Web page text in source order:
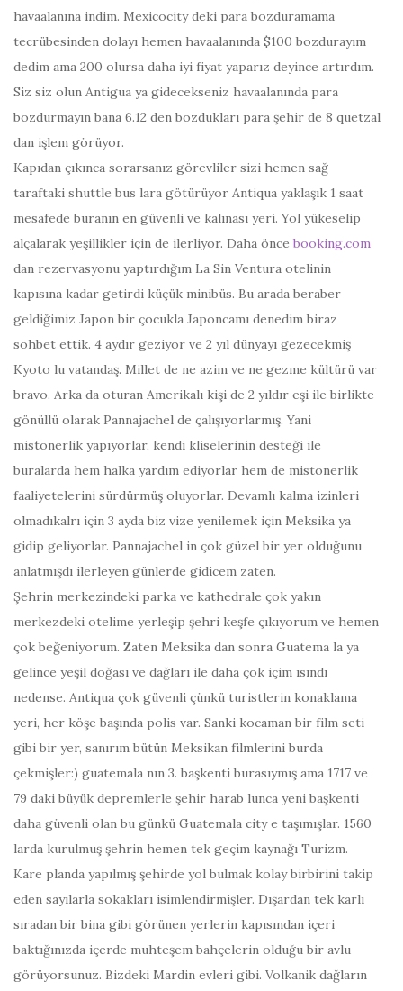
havaalanına indim. Mexicocity deki para bozduramama
tecrübesinden dolayı hemen havaalanında $100 bozdurayım
dedim ama 200 olursa daha iyi fiyat yaparız deyince artırdım.
Siz siz olun Antigua ya gidecekseniz havaalanında para
bozdurmayın bana 6.12 den bozdukları para şehir de 8 quetzal
dan işlem görüyor.
Kapıdan çıkınca sorarsanız görevliler sizi hemen sağ
taraftaki shuttle bus lara götürüyor Antiqua yaklaşık 1 saat
mesafede buranın en güvenli ve kalınası yeri. Yol yükeselip
alçalarak yeşillikler için de ilerliyor. Daha önce booking.com
dan rezervasyonu yaptırdığım La Sin Ventura otelinin
kapısına kadar getirdi küçük minibüs. Bu arada beraber
geldiğimiz Japon bir çocukla Japoncamı denedim biraz
sohbet ettik. 4 aydır geziyor ve 2 yıl dünyayı gezecekmiş
Kyoto lu vatandaş. Millet de ne azim ve ne gezme kültürü var
bravo. Arka da oturan Amerikalı kişi de 2 yıldır eşi ile birlikte
gönüllü olarak Pannajachel de çalışıyorlarmış. Yani
mistonerlik yapıyorlar, kendi kliselerinin desteği ile
buralarda hem halka yardım ediyorlar hem de mistonerlik
faaliyetelerini sürdürmüş oluyorlar. Devamlı kalma izinleri
olmadıkalrı için 3 ayda biz vize yenilemek için Meksika ya
gidip geliyorlar. Pannajachel in çok güzel bir yer olduğunu
anlatmışdı ilerleyen günlerde gidicem zaten.
Şehrin merkezindeki parka ve kathedrale çok yakın
merkezdeki otelime yerleşip şehri keşfe çıkıyorum ve hemen
çok beğeniyorum. Zaten Meksika dan sonra Guatema la ya
gelince yeşil doğası ve dağları ile daha çok içim ısındı
nedense. Antiqua çok güvenli çünkü turistlerin konaklama
yeri, her köşe başında polis var. Sanki kocaman bir film seti
gibi bir yer, sanırım bütün Meksikan filmlerini burda
çekmişler:) guatemala nın 3. başkenti burasıymış ama 1717 ve
79 daki büyük depremlerle şehir harab lunca yeni başkenti
daha güvenli olan bu günkü Guatemala city e taşımışlar. 1560
larda kurulmuş şehrin hemen tek geçim kaynağı Turizm.
Kare planda yapılmış şehirde yol bulmak kolay birbirini takip
eden sayılarla sokakları isimlendirmişler. Dışardan tek karlı
sıradan bir bina gibi görünen yerlerin kapısından içeri
baktığınızda içerde muhteşem bahçelerin olduğu bir avlu
görüyorsunuz. Bizdeki Mardin evleri gibi. Volkanik dağların